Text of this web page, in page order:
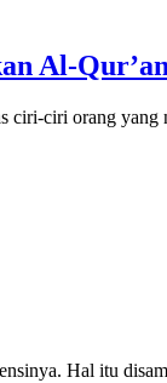
Al-
ciri-ciri orang
Hal itu